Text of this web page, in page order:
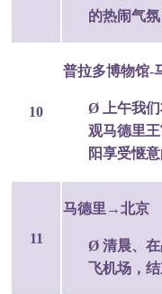
的热闹气
10
普拉多博物馆-
Ø 上午我
观马德里
阳享受惬
11
马德里→北京
Ø 清晨、
飞机场，